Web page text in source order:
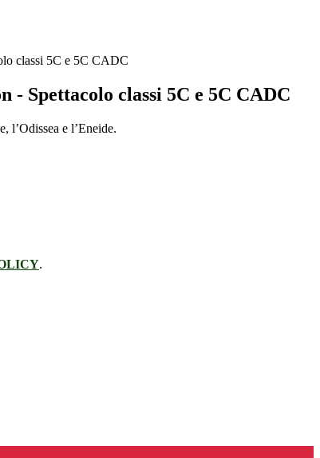
classi 5C e 5C CADC
- Spettacolo classi 5C e 5C CADC
l’Odissea e l’Eneide.
.